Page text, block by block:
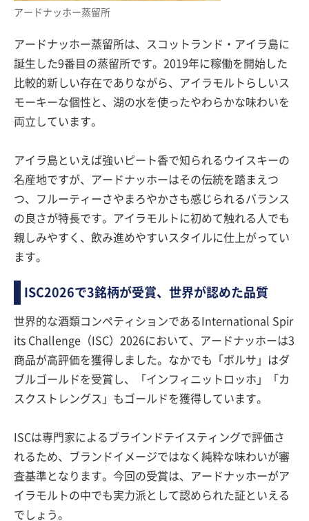
アードナッホー蒸留所
アードナッホー蒸留所は、スコットランド・アイラ島に
誕生した9番目の蒸留所です。2019年に稼働を開始した
比較的新しい存在でありながら、アイラモルトらしいス
モーキーな個性と、湖の水を使ったやわらかな味わいを
両立しています。
アイラ島といえば強いピート香で知られるウイスキーの
名産地ですが、アードナッホーはその伝統を踏まえつ
つ、フルーティーさやまろやかさも感じられるバランス
の良さが特長です。アイラモルトに初めて触れる人でも
親しみやすく、飲み進めやすいスタイルに仕上がってい
ます。
ISC2026で3銘柄が受賞、世界が認めた品質
世界的な酒類コンペティションであるInternational Spir
its Challenge（ISC）2026において、アードナッホーは3
商品が高評価を獲得しました。なかでも「ボルサ」はダ
ブルゴールドを受賞し、「インフィニットロッホ」「カ
スクストレングス」もゴールドを獲得しています。
ISCは専門家によるブラインドテイスティングで評価さ
れるため、ブランドイメージではなく純粋な味わいが審
査基準となります。今回の受賞は、アードナッホーがア
イラモルトの中でも実力派として認められた証といえる
でしょう。